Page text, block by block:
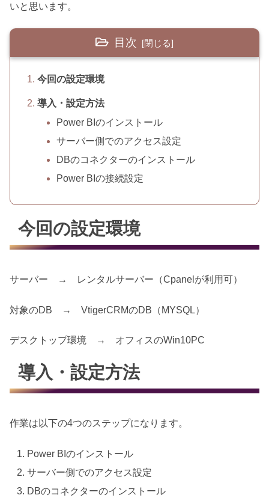
いと思います。
目次
今回の設定環境
導入・設定方法
Power BIのインストール
サーバー側でのアクセス設定
DBのコネクターのインストール
Power BIの接続設定
今回の設定環境
サーバー → レンタルサーバー（Cpanelが利用可）
対象のDB → VtigerCRMのDB（MYSQL）
デスクトップ環境 → オフィスのWin10PC
導入・設定方法
作業は以下の4つのステップになります。
Power BIのインストール
サーバー側でのアクセス設定
DBのコネクターのインストール